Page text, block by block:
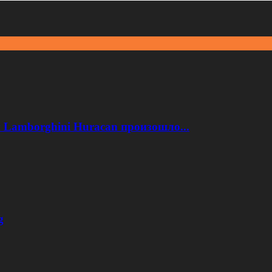
Lamborghini Huracan произошло...